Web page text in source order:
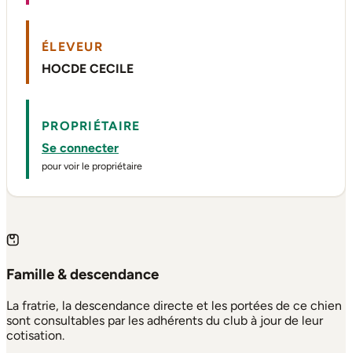
ÉLEVEUR
HOCDE CECILE
PROPRIÉTAIRE
Se connecter
pour voir le propriétaire
Famille & descendance
La fratrie, la descendance directe et les portées de ce chien
sont consultables par les adhérents du club à jour de leur
cotisation.